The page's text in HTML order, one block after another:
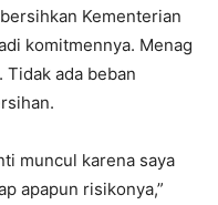
Kementerian
komitmennya. Menag
ada beban
muncul karena saya
apapun risikonya,”